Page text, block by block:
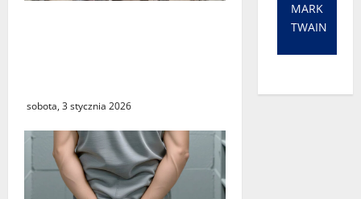
sobota, 3 stycznia 2026
MARK
TWAIN